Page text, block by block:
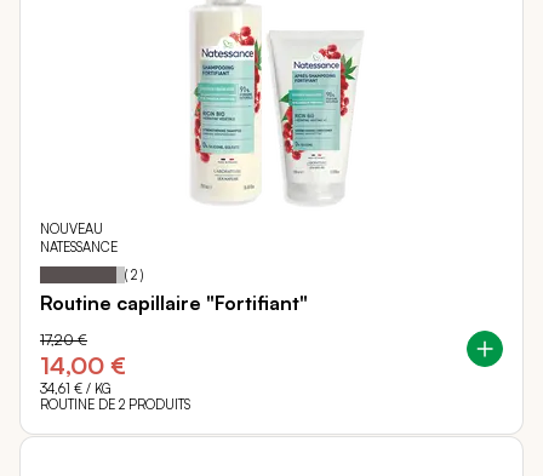
NOUVEAU
NATESSANCE
Notation: 90
% of
( 2 )
Routine capillaire "Fortifiant"
14,00 €
17,20 €
34,61 € / KG
ROUTINE DE 2 PRODUITS